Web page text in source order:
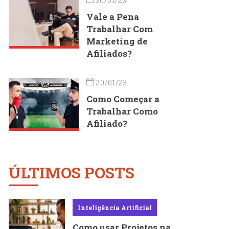
Vale a Pena
Trabalhar Com
Marketing de
Afiliados?
20/01/23
Como Começar a
Trabalhar Como
Afiliado?
ÚLTIMOS POSTS
Inteligência Artificial